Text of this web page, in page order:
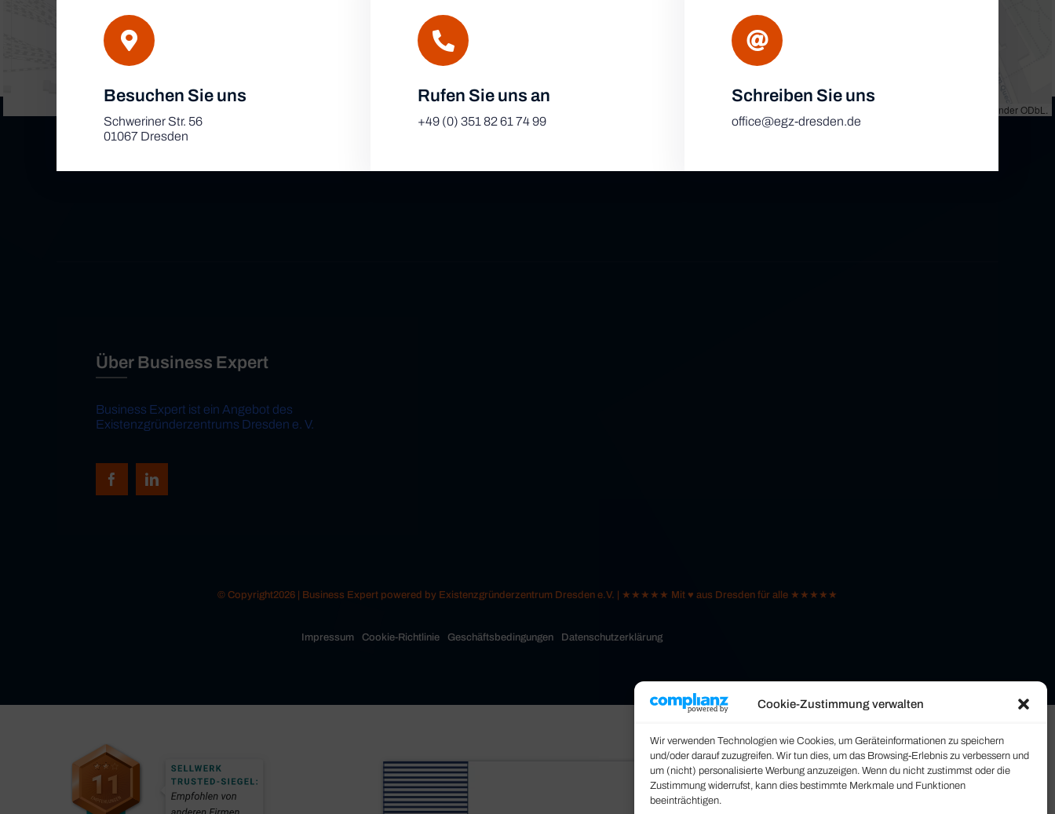
Cookie-Zustimmung verwalten
Wir verwenden Technologien wie Cookies, um Geräteinformationen zu speichern
und/oder darauf zuzugreifen. Wir tun dies, um das Browsing-Erlebnis zu verbessern und
um (nicht) personalisierte Werbung anzuzeigen. Wenn du nicht zustimmst oder die
Zustimmung widerrufst, kann dies bestimmte Merkmale und Funktionen
beeinträchtigen.
, under ODbL.
Besuchen Sie uns
Schweriner Str. 56
01067 Dresden
Rufen Sie uns an
+49 (0) 351 82 61 74 99
Schreiben Sie uns
office@egz-dresden.de
Über Business Expert
Business Expert ist ein Angebot des
Existenzgründerzentrums Dresden e. V.
© Copyright2026 | Business Expert powered by Existenzgründerzentrum Dresden e.V. | ★★★★★ Mit ♥ aus Dresden für alle ★★★★★
Impressum Cookie-Richtlinie Geschäftsbedingungen Datenschutzerklärung